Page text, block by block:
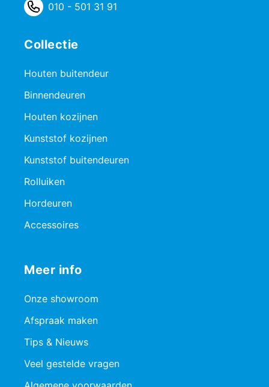
010 - 501 31 91
Collectie
Houten buitendeur
Binnendeuren
Houten kozijnen
Kunststof kozijnen
Kunststof buitendeuren
Rolluiken
Hordeuren
Accessoires
Meer info
Onze showroom
Afspraak maken
Tips & Nieuws
Veel gestelde vragen